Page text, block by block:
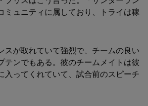
ミュニティに属しており、トライは稼
スが取れていて強烈で、チームの良い
テンでもある。彼のチームメイトは彼
入ってくれていて、試合前のスピーチ